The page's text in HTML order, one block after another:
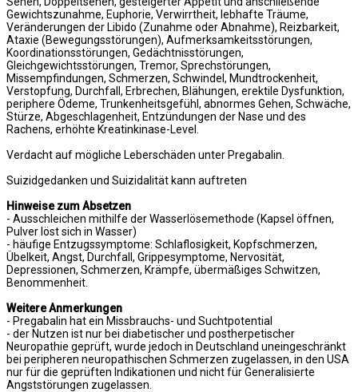
Gewichtszunahme, Euphorie, Verwirrtheit, lebhafte Träume,
Veränderungen der Libido (Zunahme oder Abnahme), Reizbarkeit,
Ataxie (Bewegungsstörungen), Aufmerksamkeitsstörungen,
Koordinationsstörungen, Gedächtnisstörungen,
Gleichgewichtsstörungen, Tremor, Sprechstörungen,
Missempfindungen, Schmerzen, Schwindel, Mundtrockenheit,
Verstopfung, Durchfall, Erbrechen, Blähungen, erektile Dysfunktion,
periphere Ödeme, Trunkenheitsgefühl, abnormes Gehen, Schwäche,
Stürze, Abgeschlagenheit, Entzündungen der Nase und des
Rachens, erhöhte Kreatinkinase-Level.
Verdacht auf mögliche Leberschäden unter Pregabalin.
Suizidgedanken und Suizidalität kann auftreten
Hinweise zum Absetzen
- Ausschleichen mithilfe der Wasserlösemethode (Kapsel öffnen,
Pulver löst sich in Wasser)
- häufige Entzugssymptome: Schlaflosigkeit, Kopfschmerzen,
Übelkeit, Angst, Durchfall, Grippesymptome, Nervosität,
Depressionen, Schmerzen, Krämpfe, übermäßiges Schwitzen,
Benommenheit.
Weitere Anmerkungen
- Pregabalin hat ein Missbrauchs- und Suchtpotential
- der Nutzen ist nur bei diabetischer und postherpetischer
Neuropathie geprüft, wurde jedoch in Deutschland uneingeschränkt
bei peripheren neuropathischen Schmerzen zugelassen, in den USA
nur für die geprüften Indikationen und nicht für Generalisierte
Angststörungen zugelassen.